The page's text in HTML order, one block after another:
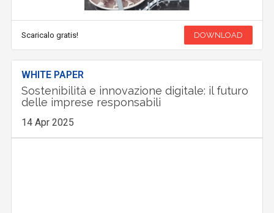
Scaricalo gratis! DOWNLOAD
WHITE PAPER
Sostenibilità e innovazione digitale: il futuro
delle imprese responsabili
14 Apr 2025